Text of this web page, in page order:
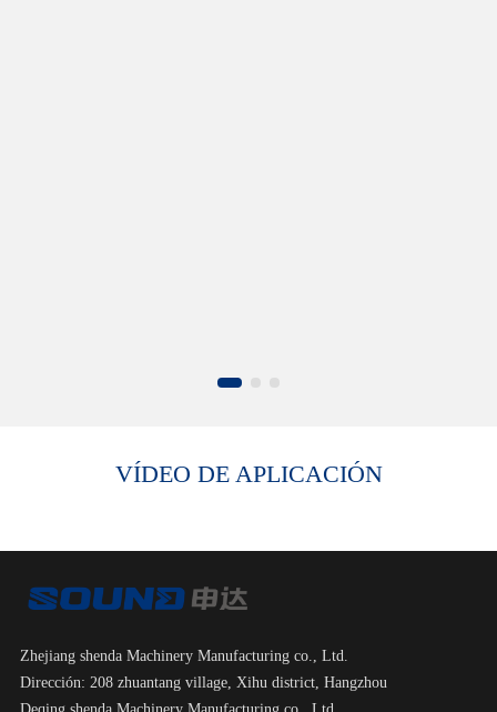
VÍDEO DE APLICACIÓN
Zhejiang shenda Machinery Manufacturing co., Ltd.
Dirección: 208 zhuantang village, Xihu district, Hangzhou